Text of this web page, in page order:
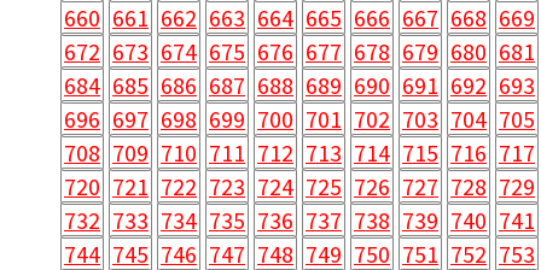
660 661 662 663 664 665 666 667 668 669
672 673 674 675 676 677 678 679 680 681
684 685 686 687 688 689 690 691 692 693
696 697 698 699 700 701 702 703 704 705
708 709 710 711 712 713 714 715 716 717
720 721 722 723 724 725 726 727 728 729
732 733 734 735 736 737 738 739 740 741
744 745 746 747 748 749 750 751 752 753